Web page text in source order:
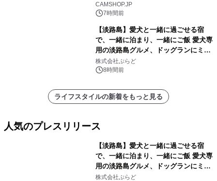
CAMSHOP.JP
7時間前
【淡路島】愛犬と一緒に過ごせる宿
で、一緒に泊まり、一緒にご飯 愛犬専
用の淡路島グルメ、ドッグランにミニ
プール グランピングとトレーラーハウ
スの2施設で
株式会社ぷらど
8時間前
ライフスタイルの新着をもっと見る
人気のプレスリリース
【淡路島】愛犬と一緒に過ごせる宿
で、一緒に泊まり、一緒にご飯 愛犬専
用の淡路島グルメ、ドッグランにミニ
プール グランピングとトレーラーハウ
株式会社ぷらど